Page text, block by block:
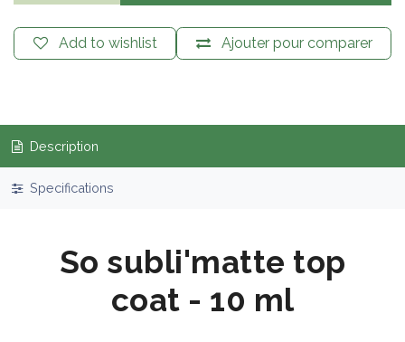
Ajouter pour comparer
Add to wishlist
Description
Specifications
So subli'matte top
coat - 10 ml